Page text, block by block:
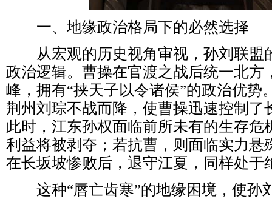
一、地缘政治格局下的必然选择
从宏观的历史视角审视，孙刘联盟
政治逻辑。曹操在官渡之战后统一北方
峰，拥有“挟天子以令诸侯”的政治优势
荆州刘琮不战而降，使曹操迅速控制了
此时，江东孙权面临前所未有的生存危
利益将被剥夺；若抗曹，则面临实力悬
在长坂坡惨败后，退守江夏，同样处于
这种“唇亡齿寒”的地缘困境，使孙